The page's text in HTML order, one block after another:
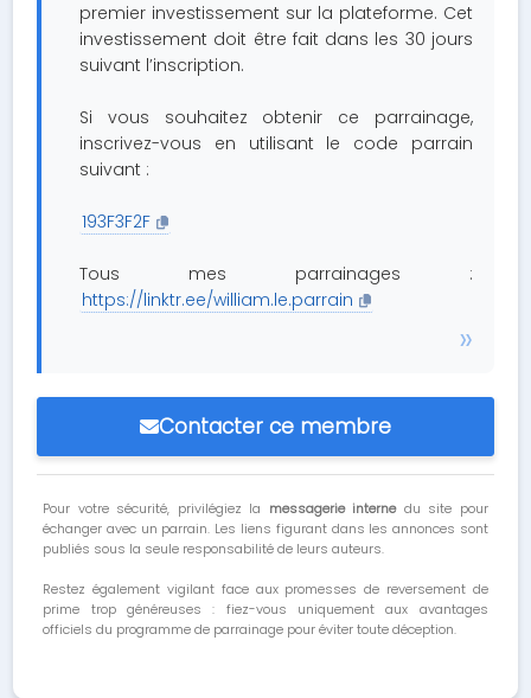
premier investissement sur la plateforme. Cet
investissement doit être fait dans les 30 jours
suivant l’inscription.
Si vous souhaitez obtenir ce parrainage,
inscrivez-vous en utilisant le code parrain
suivant :
193F3F2F
Tous mes parrainages :
https://linktr.ee/william.le.parrain
Contacter ce membre
Pour votre sécurité, privilégiez la messagerie internedu site pour
échanger avec un parrain. Les liens figurant dans les annonces sont
publiés sous la seule responsabilité de leurs auteurs.
Restez également vigilant face aux promesses de reversement de
prime trop généreuses : fiez-vous uniquement aux avantages
officiels du programme de parrainage pour éviter toute déception.